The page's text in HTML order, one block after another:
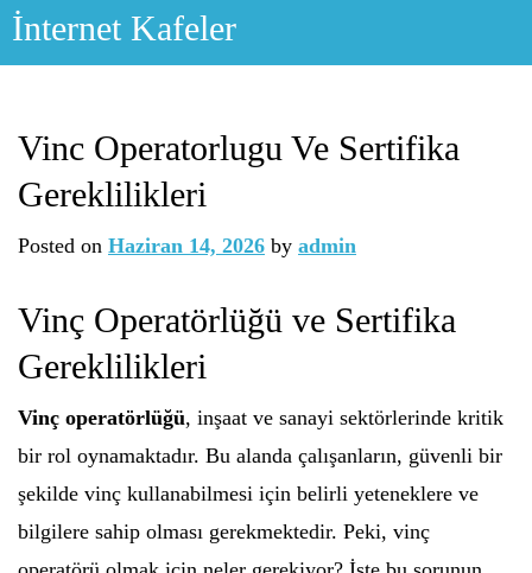
Skip
İnternet Kafeler
Vinc Operatorlugu Ve Sertifika
Gereklilikleri
Posted on Haziran 14, 2026 by admin
Vinç Operatörlüğü ve Sertifika
Gereklilikleri
Vinç operatörlüğü, inşaat ve sanayi sektörlerinde kritik
bir rol oynamaktadır. Bu alanda çalışanların, güvenli bir
şekilde vinç kullanabilmesi için belirli yeteneklere ve
bilgilere sahip olması gerekmektedir. Peki, vinç